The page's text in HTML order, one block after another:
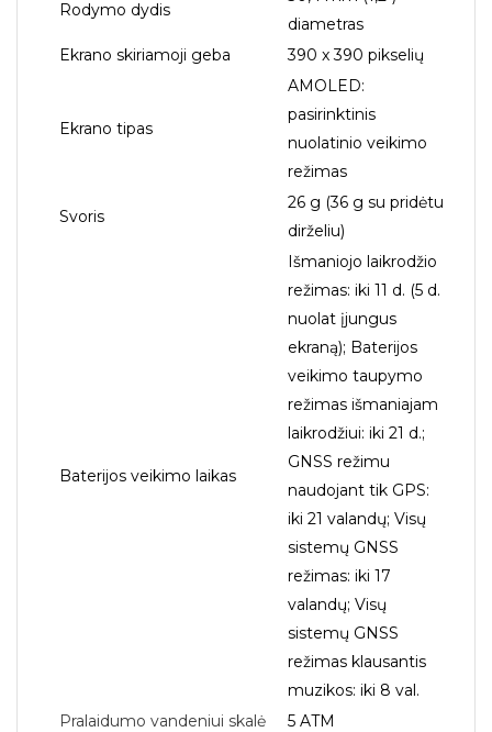
Rodymo dydis
diametras
Ekrano skiriamoji geba
390 x 390 pikselių
Ekrano tipas
AMOLED:
pasirinktinis
nuolatinio veikimo
režimas
Svoris
26 g (36 g su pridėtu
dirželiu)
Baterijos veikimo laikas
Išmaniojo laikrodžio
režimas: iki 11 d. (5 d.
nuolat įjungus
ekraną); Baterijos
veikimo taupymo
režimas išmaniajam
laikrodžiui: iki 21 d.;
GNSS režimu
naudojant tik GPS:
iki 21 valandų; Visų
sistemų GNSS
režimas: iki 17
valandų; Visų
sistemų GNSS
režimas klausantis
muzikos: iki 8 val.
Pralaidumo vandeniui skalė
5 ATM